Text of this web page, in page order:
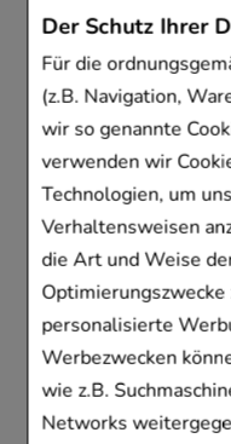
Der Schutz Ihrer
Für die
(z.B. Navigation,
wir so genannte
verwenden wir
Technologien, um
Verhaltensweisen
die Art und Weise
personalisierte
Werbezwecken
wie z.B.
Networks
1,20 €
AVP:4,19 €²
0,06 € pro